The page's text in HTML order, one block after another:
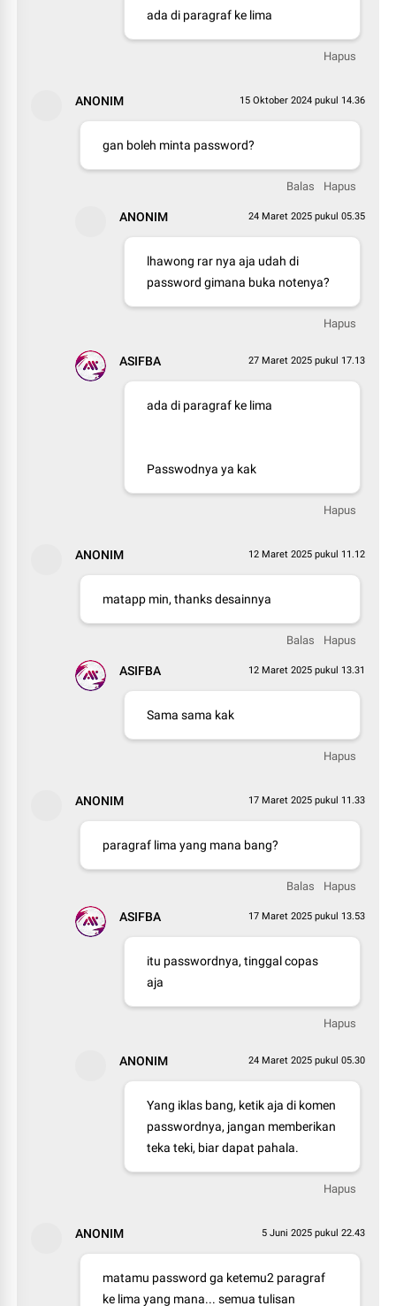
ada di paragraf ke lima
Hapus
ANONIM 15 Oktober 2024 pukul 14.36
gan boleh minta password?
Balas Hapus
ANONIM 24 Maret 2025 pukul 05.35
lhawong rar nya aja udah di
password gimana buka notenya?
Hapus
ASIFBA 27 Maret 2025 pukul 17.13
ada di paragraf ke lima
Passwodnya ya kak
Hapus
ANONIM 12 Maret 2025 pukul 11.12
matapp min, thanks desainnya
Balas Hapus
ASIFBA 12 Maret 2025 pukul 13.31
Sama sama kak
Hapus
ANONIM 17 Maret 2025 pukul 11.33
paragraf lima yang mana bang?
Balas Hapus
ASIFBA 17 Maret 2025 pukul 13.53
itu passwordnya, tinggal copas
aja
Hapus
ANONIM 24 Maret 2025 pukul 05.30
Yang iklas bang, ketik aja di komen
passwordnya, jangan memberikan
teka teki, biar dapat pahala.
Hapus
ANONIM 5 Juni 2025 pukul 22.43
matamu password ga ketemu2 paragraf
ke lima yang mana... semua tulisan